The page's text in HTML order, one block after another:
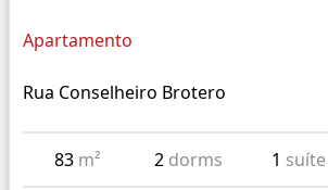
Apartamento
Rua Conselheiro Brotero
83 m² 2 dorms 1 suíte